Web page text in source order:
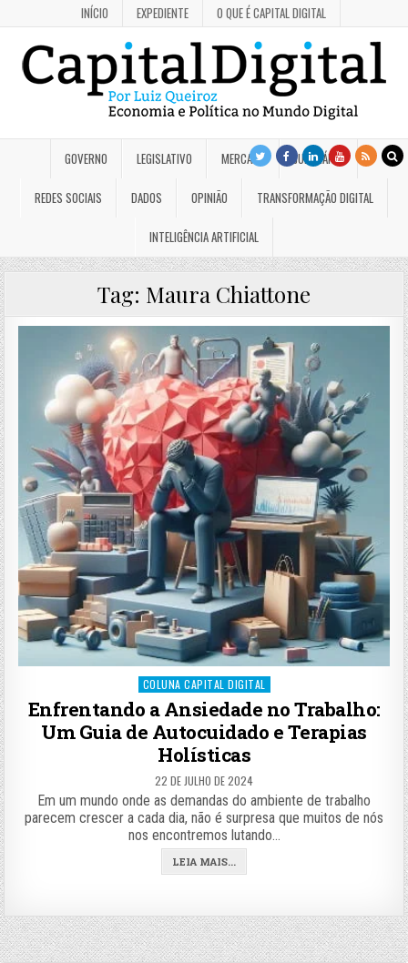
INÍCIO EXPEDIENTE O QUE É CAPITAL DIGITAL
GOVERNO LEGISLATIVO MERCADO JUDICIÁRIO
REDES SOCIAIS DADOS OPINIÃO TRANSFORMAÇÃO DIGITAL
INTELIGÊNCIA ARTIFICIAL
Tag: Maura Chiattone
Posted
COLUNA CAPITAL DIGITAL
Enfrentando a Ansiedade no Trabalho:
Um Guia de Autocuidado e Terapias
Holísticas
22 DE JULHO DE 2024
Em um mundo onde as demandas do ambiente de trabalho
parecem crescer a cada dia, não é surpresa que muitos de nós
nos encontremos lutando…
LEIA MAIS...